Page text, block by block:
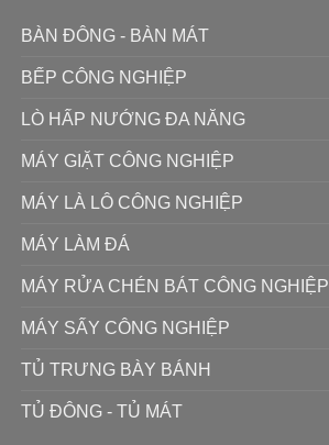
BÀN ĐÔNG - BÀN MÁT
BẾP CÔNG NGHIỆP
LÒ HẤP NƯỚNG ĐA NĂNG
MÁY GIẶT CÔNG NGHIỆP
MÁY LÀ LÔ CÔNG NGHIỆP
MÁY LÀM ĐÁ
MÁY RỬA CHÉN BÁT CÔNG NGHIỆP
MÁY SẤY CÔNG NGHIỆP
TỦ TRƯNG BÀY BÁNH
TỦ ĐÔNG - TỦ MÁT